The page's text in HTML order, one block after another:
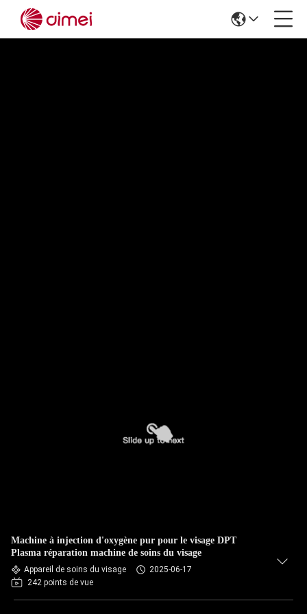
Machine à injection d'oxygène pur pour le visage DPT
Plasma réparation machine de soins du visage
Appareil de soins du visage
2025-06-17
242 points de vue